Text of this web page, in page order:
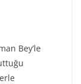
Bey’le